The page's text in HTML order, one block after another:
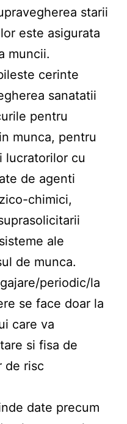
starii
este asigurata
muncii.
cerinte
sanatatii
pentru
munca, pentru
lucratorilor cu
de agenti
chimici,
ale
de munca.
periodic/la
se face doar la
care va
si fisa de
de risc
date precum